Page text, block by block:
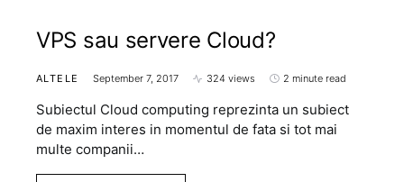
VPS sau servere Cloud?
ALTELE September 7, 2017 324 views 2 minute read
Subiectul Cloud computing reprezinta un subiect
de maxim interes in momentul de fata si tot mai
multe companii…